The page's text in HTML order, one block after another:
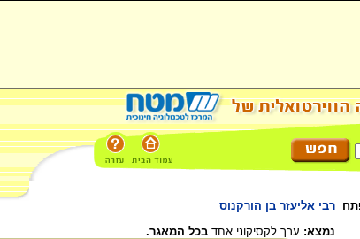
רבי אליעזר בן הורקנוס
נמצא: ערך לקסיקוני אחד בכל המאגר.